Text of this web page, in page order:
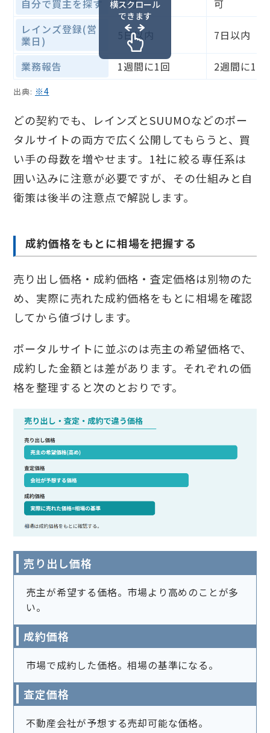
自分で買主を探す
不可
可
レインズ登録(営
業日)
5日以内 7日以内
業務報告 1週間に1回 2週間に1回
横スクロール
できます
出典: ※4
どの契約でも、レインズとSUUMOなどのポー
タルサイトの両方で広く公開してもらうと、買
い手の母数を増やせます。1社に絞る専任系は
囲い込みに注意が必要ですが、その仕組みと自
衛策は後半の注意点で解説します。
成約価格をもとに相場を把握する
売り出し価格・成約価格・査定価格は別物のた
め、実際に売れた成約価格をもとに相場を確認
してから値づけします。
ポータルサイトに並ぶのは売主の希望価格で、
成約した金額とは差があります。それぞれの価
格を整理すると次のとおりです。
売り出し価格
売主が希望する価格。市場より高めのことが多
い。
成約価格
市場で成約した価格。相場の基準になる。
査定価格
不動産会社が予想する売却可能な価格。